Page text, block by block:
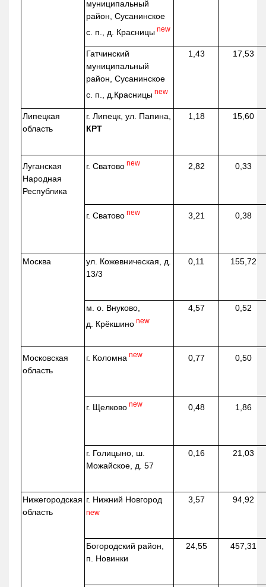
муниципальный
район, Сусанинское
с. п., д. Красницы new
Гатчинский
муниципальный
район, Сусанинское
с. п., д.Красницы new
1,43 17,53
Липецкая
область
г. Липецк, ул. Папина,
КРТ
1,18 15,60
Луганская
Народная
Республика
г. Сватово new 2,82 0,33
г. Сватово new 3,21 0,38
Москва ул. Кожевническая , д.
13/3
0,11 155,72
м. о. Внуково,
д. Крёкшино new
4,57 0,52
Московская
область
г. Коломна new 0,77 0,50
г. Щелково new 0,48 1,86
г. Голицыно, ш.
Можайское, д. 57
0,16 21,03
Нижегородская
область
г. Нижний Новгород
new
3,57 94,92
Богородский район,
п. Новинки
24,55 457,31